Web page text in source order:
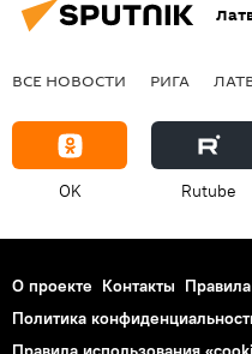
ВСЕ НОВОСТИ РИГА
OK Rutube
О проекте Контакты
Политика